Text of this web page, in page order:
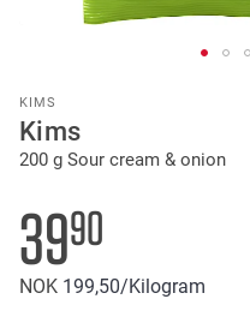
KIMS
Kims
200 g Sour cream & onion
3990
NOK 199 50/Kilogram
to
the
beginning
the
images
gallery